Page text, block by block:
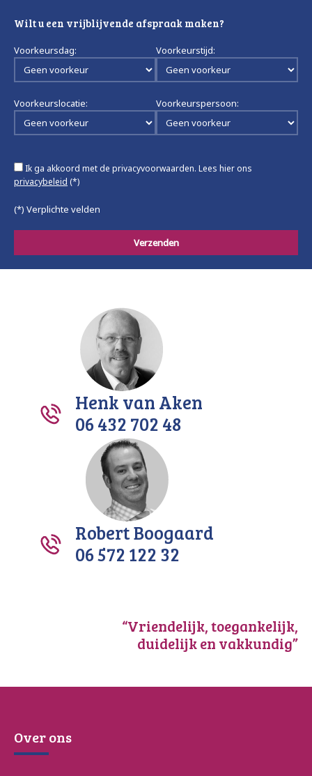
Wilt u een vrijblijvende afspraak maken?
Voorkeursdag: Voorkeurstijd:
Voorkeurslocatie: Voorkeurspersoon:
Ik ga akkoord met de privacyvoorwaarden. Lees hier ons
privacybeleid (*)
(*) Verplichte velden
Henk van Aken
06 432 702 48
Robert Boogaard
06 572 122 32
“Vriendelijk, toegankelijk,
duidelijk en vakkundig”
Over ons